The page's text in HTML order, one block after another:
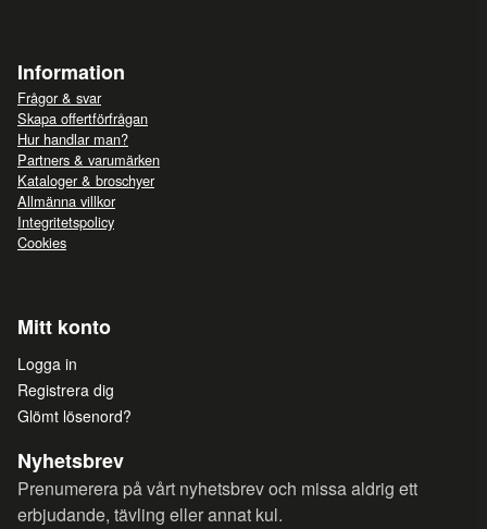
Information
Frågor & svar
Skapa offertförfrågan
Hur handlar man?
Partners & varumärken
Kataloger & broschyer
Allmänna villkor
Integritetspolicy
Cookies
Mitt konto
Logga in
Registrera dig
Glömt lösenord?
Nyhetsbrev
Prenumerera på vårt nyhetsbrev och missa aldrig ett
erbjudande, tävling eller annat kul.